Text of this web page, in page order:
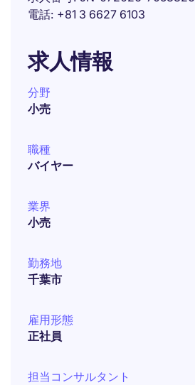
電話 +81 3 6627 6103
求人情報
分野
小売
職種
バイヤー
業界
小売
勤務地
千葉市
雇用形態
正社員
担当コンサルタント